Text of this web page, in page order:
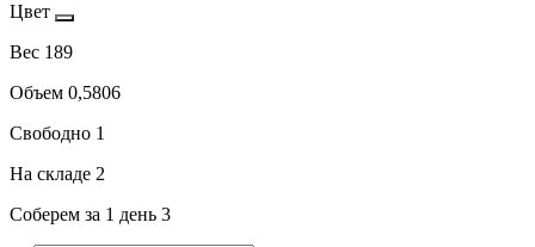
Цвет
Вес 189
Объем 0,5806
Свободно 1
На складе 2
Соберем за 1 день 3